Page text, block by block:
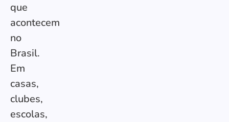
que
acontecem
no
Brasil.
Em
casas,
clubes,
escolas,